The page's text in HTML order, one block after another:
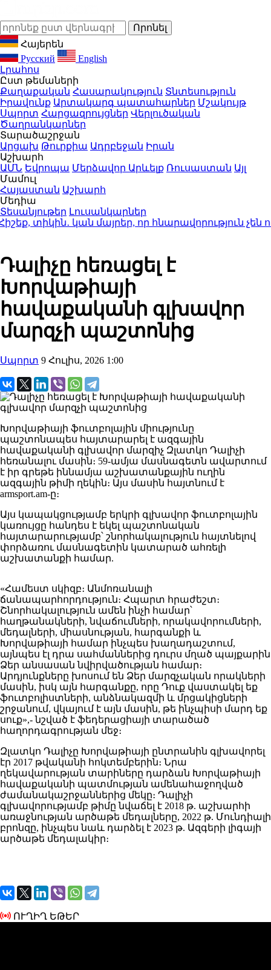
Հայերեն
Русский
English
Լրահոս
Ըստ թեմաների
Քաղաքական Հասարակություն Տնտեսություն
Իրավունք Արտակարգ պատահարներ Մշակույթ
Սպորտ Հարցազրույցներ Վերլուծական
Ծաղրանկարներ
Տարածաշրջան
Արցախ Թուրքիա Ադրբեջան Իրան
Աշխարհ
ԱՄՆ Եվրոպա Մերձավոր Արևելք Ռուսաստան Այլ
Մամուլ
Հայաստան Աշխարհ
Մեդիա
Տեսանյութեր Լուսանկարներ
տիկին․ կան մայրեր, որ հնարավորություն չեն
Դալիչը հեռացել է
Խորվաթիայի
հավաքականի գլխավոր
մարզչի պաշտոնից
Սպորտ 9 Հուլիս, 2026 1:00
Խորվաթիայի ֆուտբոլային միությունը
պաշտոնապես հայտարարել է ազգային
հավաքականի գլխավոր մարզիչ Զլատկո Դալիչի
հեռանալու մասին։ 59-ամյա մասնագետն ավարտում
է իր գրեթե իննամյա աշխատանքային ուղին
ազգային թիմի ղեկին։ Այս մասին հայտնում է
armsport.am-ը։
Այս կապակցությամբ երկրի գլխավոր ֆուտբոլային
կառույցը հանդես է եկել պաշտոնական
հայտարարությամբ՝ շնորհակալություն հայտնելով
փորձառու մասնագետին կատարած ահռելի
աշխատանքի համար.
«Համեստ սկիզբ։ Անմոռանալի
ճանապարհորդություն։ Հպարտ հրաժեշտ։
Շնորհակալություն ամեն ինչի համար՝
հաղթանակների, նվաճումների, որակավորումների,
մեդալների, միասնության, հարգանքի և
Խորվաթիայի համար ինչպես խաղադաշտում,
այնպես էլ դրա սահմաններից դուրս մղած պայքարին
Ձեր անսասան նվիրվածության համար։
Արդյունքները խոսում են Ձեր մարզչական որակների
մասին, իսկ այն հարգանքը, որը Դուք վաստակել եք
ֆուտբոլիստների, անձնակազմի և մրցակիցների
շրջանում, վկայում է այն մասին, թե ինչպիսի մարդ եք
սուք»,- նշված է ֆեդերացիայի տարածած
հաղորդագրության մեջ։
Զլատկո Դալիչը Խորվաթիայի ընտրանին գլխավորել
էր 2017 թվականի հոկտեմբերին։ Նրա
ղեկավարության տարիները դարձան Խորվաթիայի
հավաքականի պատմության ամենահաջողված
ժամանակաշրջաններից մեկը։ Դալիչի
գլխավորությամբ թիմը նվաճել է 2018 թ. աշխարհի
առաջնության արծաթե մեդալները, 2022 թ. Մունդիալի
բրոնզը, ինչպես նաև դարձել է 2023 թ. Ազգերի լիգայի
արծաթե մեդալակիր։
ՈՒՂԻՂ ԵԹԵՐ